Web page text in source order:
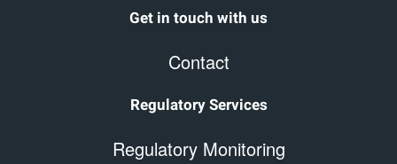
Get in touch with us
Contact
Regulatory Services
Regulatory Monitoring